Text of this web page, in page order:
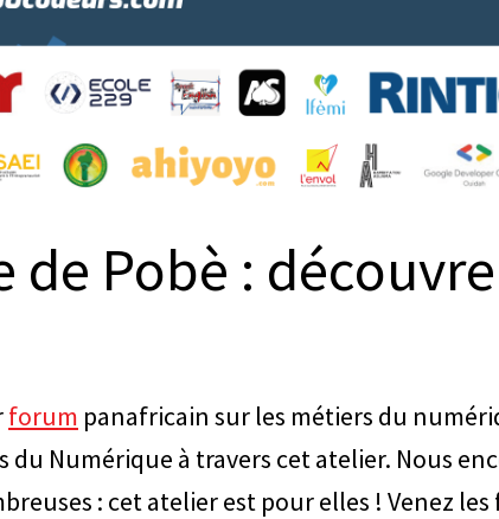
de Pobè :
forum panafricain sur les métiers du
du Numérique à travers cet atelier. Nous
: cet atelier est pour elles ! Venez les